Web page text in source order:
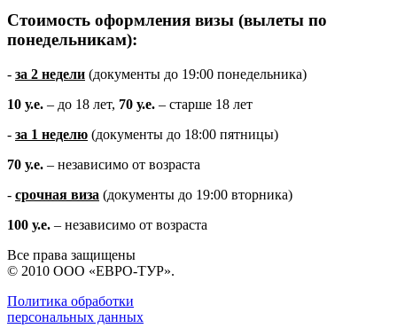
Стоимость оформления визы (вылеты по
понедельникам):
- за 2 недели (документы до 19:00 понедельника)
10 у.е. – до 18 лет, 70 у.е. – старше 18 лет
- за 1 неделю (документы до 18:00 пятницы)
70 у.е. – независимо от возраста
- срочная виза (документы до 19:00 вторника)
100 у.е. – независимо от возраста
Все права защищены
© 2010 ООО «ЕВРО-ТУР».
Политика обработки
персональных данных